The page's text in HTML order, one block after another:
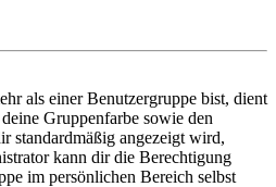
als einer Benutzergruppe bist, dient
Gruppenfarbe sowie den
standardmäßig angezeigt wird,
kann dir die Berechtigung
im persönlichen Bereich selbst